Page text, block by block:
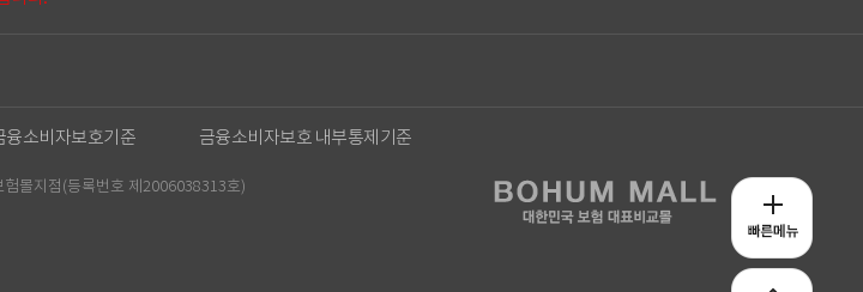
융소비자보호기준 금융소비자보호 내부통제기준
몰지점(등록번호 제2006038313호)